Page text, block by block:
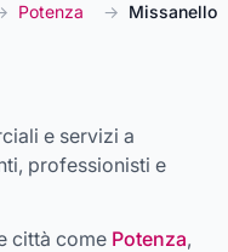
Potenza → Missanello
e servizi a
professionisti e
città come Potenza,